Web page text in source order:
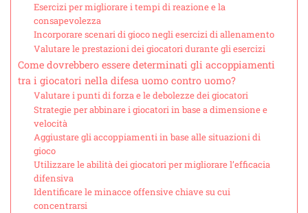
Esercizi per migliorare i tempi di reazione e la
consapevolezza
Incorporare scenari di gioco negli esercizi di allenamento
Valutare le prestazioni dei giocatori durante gli esercizi
Come dovrebbero essere determinati gli accoppiamenti
tra i giocatori nella difesa uomo contro uomo?
Valutare i punti di forza e le debolezze dei giocatori
Strategie per abbinare i giocatori in base a dimensione e
velocità
Aggiustare gli accoppiamenti in base alle situazioni di
gioco
Utilizzare le abilità dei giocatori per migliorare l’efficacia
difensiva
Identificare le minacce offensive chiave su cui
concentrarsi